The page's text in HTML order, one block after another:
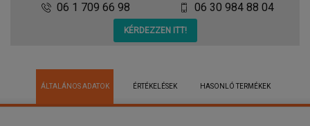
06 1 709 66 98 06 30 984 88 04
KÉRDEZZEN ITT!
ÁLTALÁNOS ADATOK ÉRTÉKELÉSEK HASONLÓ TERMÉKEK